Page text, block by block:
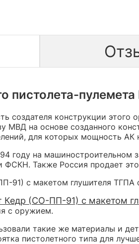
пистолета-
создателя конструкции
МВД на основе созданного
для которых мощность АК
году на машиностроительном
Также Россия продает
91) с макетом глушителя
Кедр (СО-ПП-91) с макетом
с оружием.
такие же материалы и
пистолетного типа для